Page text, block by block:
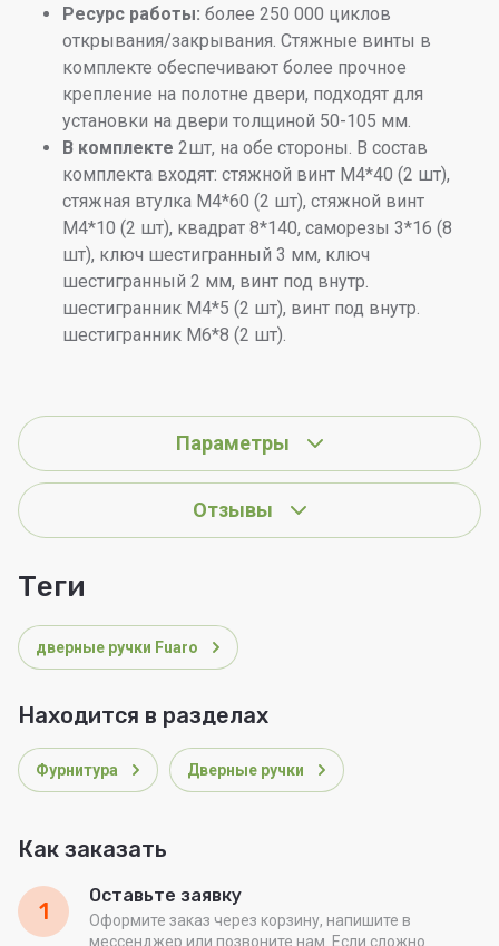
Ресурс работы: более 250 000 циклов
открывания/закрывания. Стяжные винты в
комплекте обеспечивают более прочное
крепление на полотне двери, подходят для
установки на двери толщиной 50-105 мм.
В комплекте 2шт, на обе стороны. В состав
комплекта входят: стяжной винт М4*40 (2 шт),
стяжная втулка М4*60 (2 шт), стяжной винт
М4*10 (2 шт), квадрат 8*140, саморезы 3*16 (8
шт), ключ шестигранный 3 мм, ключ
шестигранный 2 мм, винт под внутр.
шестигранник М4*5 (2 шт), винт под внутр.
шестигранник М6*8 (2 шт).
Параметры
Отзывы
теги
дверные ручки Fuaro
Находится в разделах
Фурнитура Дверные ручки
Как заказать
1
Оставьте заявку
Оформите заказ через корзину, напишите в
мессенджер или позвоните нам. Если сложно